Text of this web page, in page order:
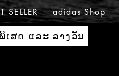
SELLER adidas Shop
ສດ ແລະ ລາງວັນ